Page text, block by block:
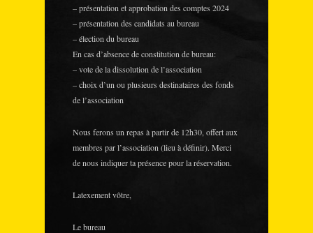
– présentation et approbation des comptes 2024
– présentation des candidats au bureau
– élection du bureau
En cas d’absence de constitution de bureau:
– vote de la dissolution de l’association
– choix d’un ou plusieurs destinataires des fonds
de l’association
Nous ferons un repas à partir de 12h30, offert aux
membres par l’association (lieu à définir). Merci
de nous indiquer ta présence pour la réservation.
Latexement vôtre,
Le bureau